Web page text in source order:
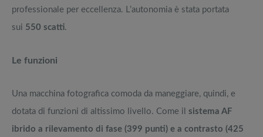
professionale per eccellenza. L’autonomia è stata portata
sui 550 scatti.
Le funzioni
Una macchina fotografica comoda da maneggiare, quindi, e
dotata di funzioni di altissimo livello. Come il sistema AF
ibrido a rilevamento di fase (399 punti) e a contrasto (425